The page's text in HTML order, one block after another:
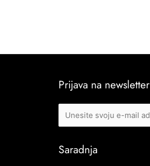
Prijava na newsletter
Saradnja